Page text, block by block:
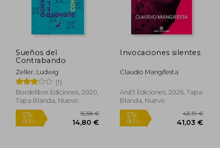
Sueños del
Contrabando
Zeller, Ludwig
(1)
Bordelibre Ediciones, 2020,
Tapa Blanda, Nuevo
Invocaciones silentes
Claudio Mangifesta
ArsEt Ediciones, 2026, Tapa
Blanda, Nuevo